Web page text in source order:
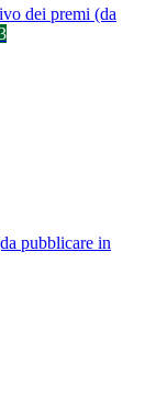
dei premi (da
pubblicare in